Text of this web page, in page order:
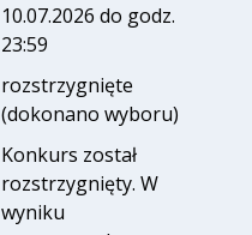
10.07.2026 do godz.
23:59
rozstrzygnięte
(dokonano wyboru)
Konkurs został
rozstrzygnięty. W
wyniku